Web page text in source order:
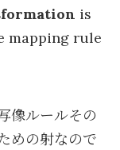
is
mapping rule
像ルールその
めの射なので